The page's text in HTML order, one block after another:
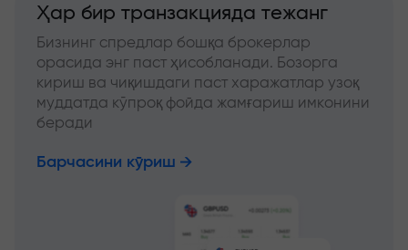
Ҳар бир транзакцияда тежанг
Бизнинг спредлар бошқа брокерлар
орасида энг паст ҳисобланади. Бозорга
кириш ва чиқишдаги паст харажатлар узоқ
муддатда кўпроқ фойда жамғариш имконини
беради
Барчасини кўриш